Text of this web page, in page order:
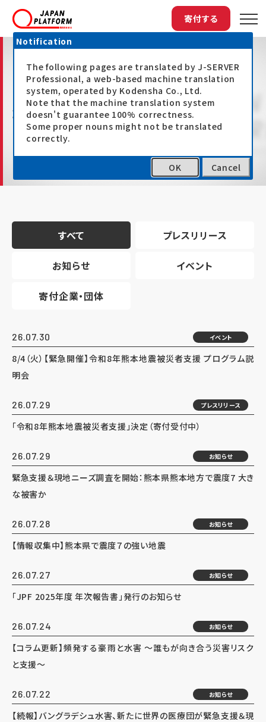
寄付する
最新情報
すべて プレスリリース
お知らせ イベント
寄付企業・団体
26.07.30 イベント
8/4（火）【緊急開催】令和8年熊本地震被災者支援 プログラム説
明会
26.07.29 プレスリリース
「令和8年熊本地震被災者支援」決定（寄付受付中）
26.07.29 お知らせ
緊急支援＆現地ニーズ調査を開始：熊本県熊本地方で震度7 大き
な被害か
26.07.28 お知らせ
【情報収集中】熊本県で震度７の強い地震
26.07.27 お知らせ
「JPF 2025年度 年次報告書」発行のお知らせ
26.07.24 お知らせ
【コラム更新】頻発する豪雨と水害 ～誰もが向き合う災害リスク
と支援～
26.07.22 お知らせ
【続報】バングラデシュ水害、新たに世界の医療団が緊急支援＆現
Notification
The following pages are translated by J-SERVER
Professional, a web-based machine translation
system, operated by Kodensha Co., Ltd.
Note that the machine translation system
doesn't guarantee 100% correctness.
Some proper nouns might not be translated
correctly.
OK Cancel